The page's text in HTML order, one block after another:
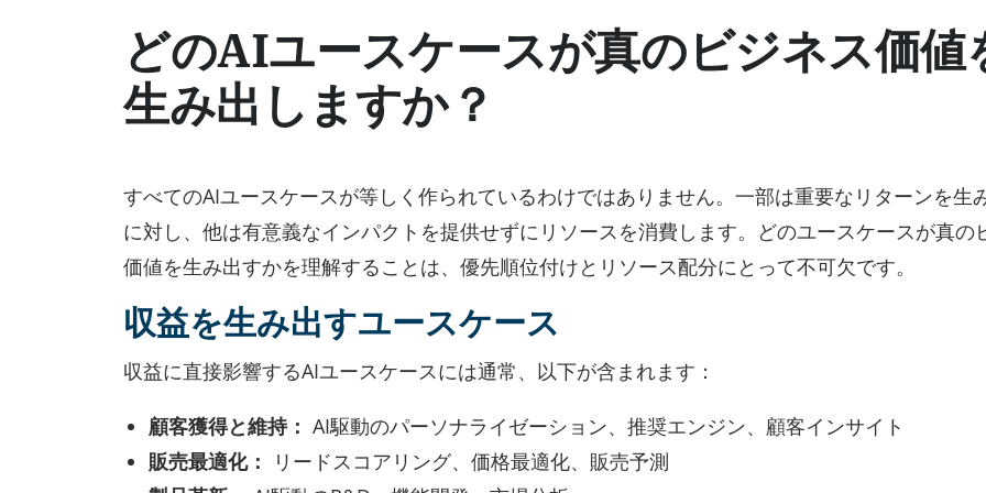
どのAIユースケースが真のビジネス価値
生み出しますか？
すべてのAIユースケースが等しく作られているわけではありません。一部は重要なリターンを生
に対し、他は有意義なインパクトを提供せずにリソースを消費します。どのユースケースが真の
価値を生み出すかを理解することは、優先順位付けとリソース配分にとって不可欠です。
収益を生み出すユースケース
収益に直接影響するAIユースケースには通常、以下が含まれます：
顧客獲得と維持： AI駆動のパーソナライゼーション、推奨エンジン、顧客インサイト
販売最適化：
リードスコアリング、価格最適化、販売予測